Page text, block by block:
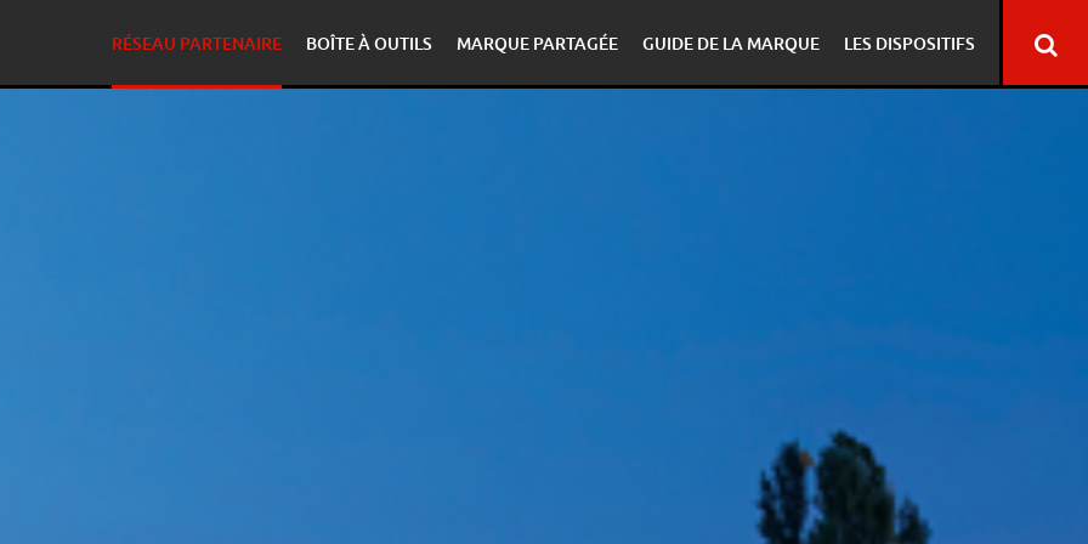
RÉSEAU PARTENAIRE BOÎTE À OUTILS MARQUE PARTAGÉE GUIDE DE LA MARQUE LES DISPOSITIFS